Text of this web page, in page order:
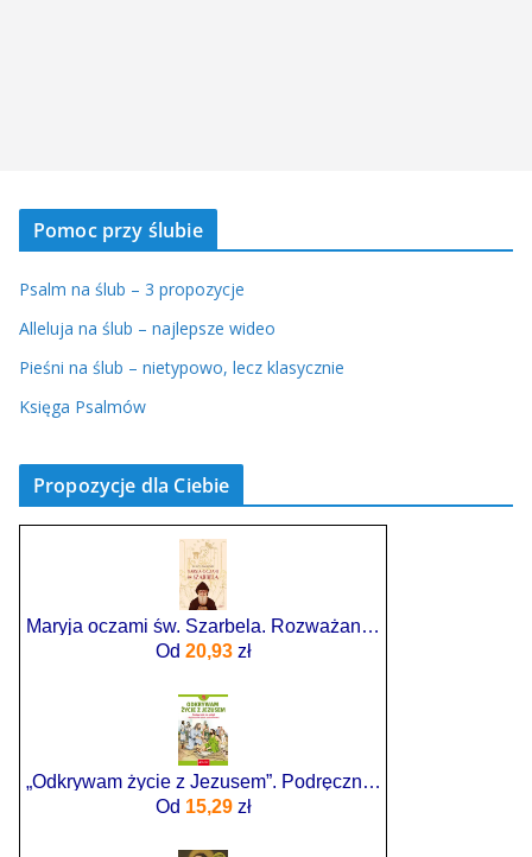
Pomoc przy ślubie
Psalm na ślub – 3 propozycje
Alleluja na ślub – najlepsze wideo
Pieśni na ślub – nietypowo, lecz klasycznie
Księga Psalmów
Propozycje dla Ciebie
Maryja oczami św. Szarbela. Rozważania różańcowe pisane w Libanie
Od 20,93zł
„Odkrywam życie z Jezusem”. Podręcznik do religii dla kl. 4 SP
Od 15,29zł